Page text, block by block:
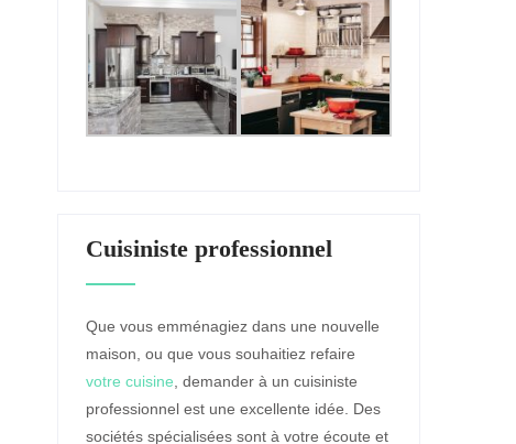
Cuisiniste professionnel
Que vous emménagiez dans une nouvelle
maison, ou que vous souhaitiez refaire
votre cuisine, demander à un cuisiniste
professionnel est une excellente idée. Des
sociétés spécialisées sont à votre écoute et